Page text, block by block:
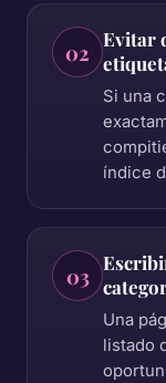
02 Evitar
Si una
índice
03
Una
listado